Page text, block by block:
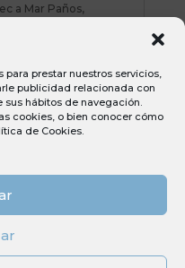
prestar nuestros servicios,
publicidad relacionada con
sus hábitos de navegación.
cookies, o bien conocer cómo
de Cookies.
a Mar Paños,
iniciativas e ideas
Umec...